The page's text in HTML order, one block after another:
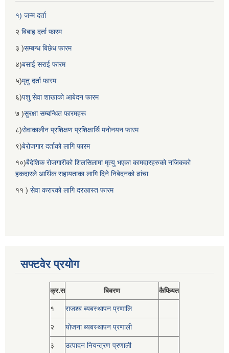
१) जन्म दर्ता
२ बिबाह दर्ता फारम
३ )सम्बन्ध बिछेध फारम
४)बसाई सराई फारम
५)मृतु दर्ता फारम
६)पशु सेवा शाखाको आबेदन फारम
७ )सुरक्षा सम्बन्धित फारमहरू
८)सेवाकालीन प्रशिक्षण प्रशिक्षार्थि मनोनयन फारम
९)बेरोजगार दर्ताको लागि फारम
१०)बैदेशिक रोजगारीको शिलसिलामा मृत्यु भएका कामदारहरुको नजिकको
हकदारले आर्थिक सहायताका लागि दिने निबेदनको ढांचा
११ ) सेवा करारको लागि दरखास्त फारम
सफ्टवेर प्रयोग
क्र.स बिबरण कैफियत
१ राजश्ब ब्यबस्थापन प्रणालि
२ योजना ब्यबस्थापन प्रणाली
३ उत्पादन नियन्त्रण प्रणाली